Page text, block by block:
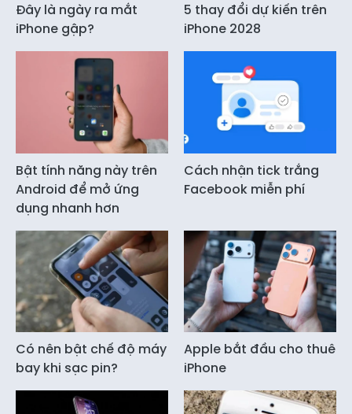
Đây là ngày ra mắt
iPhone gập?
5 thay đổi dự kiến trên
iPhone 2028
Bật tính năng này trên
Android để mở ứng
dụng nhanh hơn
Cách nhận tick trắng
Facebook miễn phí
Có nên bật chế độ máy
bay khi sạc pin?
Apple bắt đầu cho thuê
iPhone